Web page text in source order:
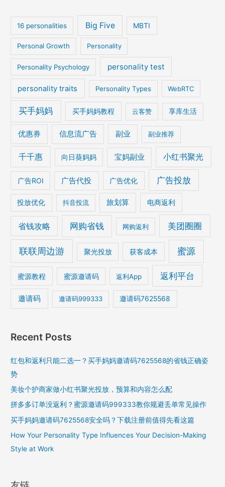
16 personalities Big Five MBTI
Personal Growth Personality
Personality Psychology personality test
personality traits Personality Types WebRTC
买手妈妈 买手妈妈教程 云客赞 享库生活
优惠券 信息流广告 副业 副业推荐
千千惠 向日葵妈妈 宝妈副业 小红书聚光
广告ROI 广告代投 广告优化 广告投放
投放优化 抖音投流 旅划算 电商返利
省钱攻略 网购省钱 网购返利 美团圈圈
联联周边游 聚光投放 获客成本 蜜源
蜜源教程 蜜源邀请码 返利App 返利平台
邀请码 邀请码999333 邀请码7625568
Recent Posts
红包和返利只能二选一？买手妈妈邀请码7625568的省钱正确姿
势
美妆个护商家做小红书聚光投放，预算和内容怎么配
拼多多订单没返利？蜜源邀请码999333教你规避丢单常见操作
买手妈妈邀请码7625568安全吗？下载注册前值得先看这篇
How Your Personality Type Influences Your Decision-Making
Style at Work